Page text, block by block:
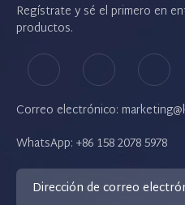
Regístrate y sé el primero en
productos.
Correo electrónico:
WhatsApp: +86 158 2078 5978